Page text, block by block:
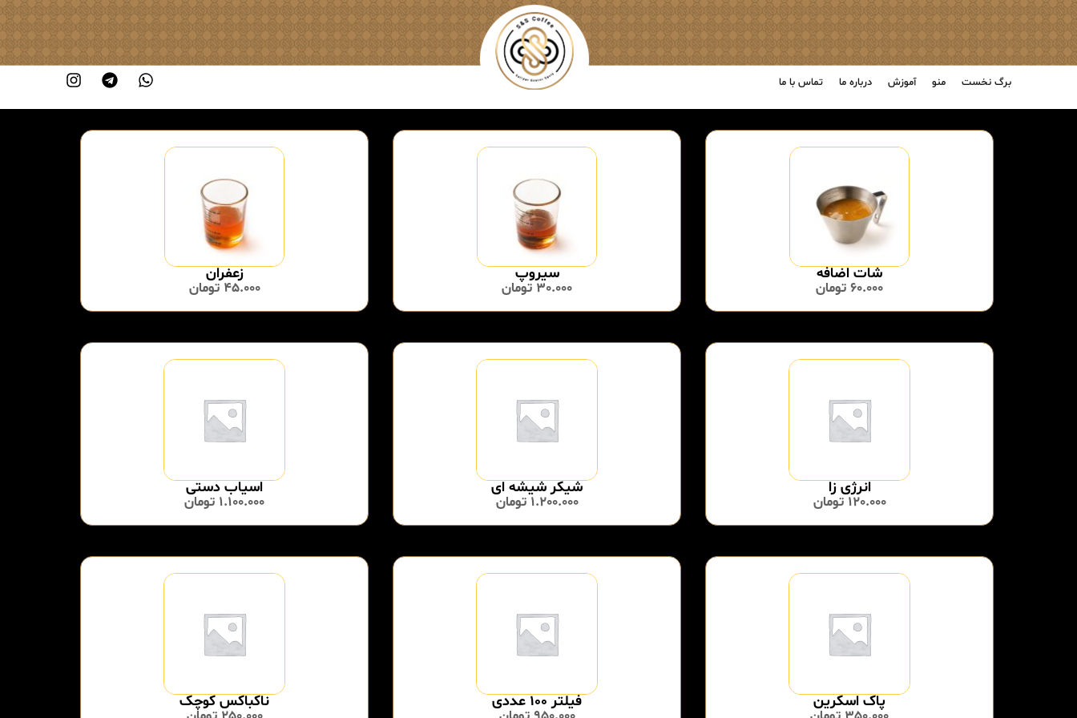
برگ نخست منو آموزش درباره ما تماس با ما
شات اضافه
60.000 تومان
سیروپ
30.000 تومان
زعفران
45.000 تومان
انرژی زا
120.000 تومان
شیکر شیشه ای
1.200.000 تومان
اسیاب دستی
1.100.000 تومان
پاک اسکرین فیلتر ۱۰۰ عددی ناکباکس کوچک